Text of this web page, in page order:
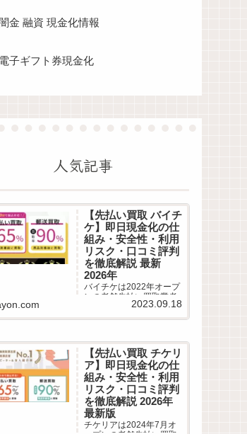
闇金 融資 現金化情報
電子ギフト券現金化
人気記事
【先払い買取 バイチ
ケ】即日現金化の仕
組み・安全性・利用
リスク・口コミ評判
を徹底解説 最新
2026年
バイチケは2022年オープ
ンの老舗先払い買取業者
です。最短10分即日現金
者の実際の口コミ評判を
徹底調査しました。LINE
完結の申込方法や特徴、
注意点など最新情報でわ
かりやすく解説します。
2023.09.18
【先払い買取 チケリ
ア】即日現金化の仕
組み・安全性・利用
リスク・口コミ評判
を徹底解説 2026年
最新版
チケリアは2024年7月オ